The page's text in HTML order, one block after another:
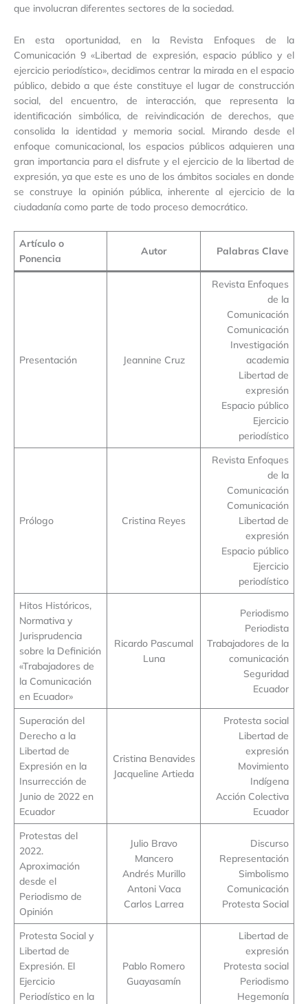
que involucran diferentes sectores de la sociedad.
En esta oportunidad, en la Revista Enfoques de la
Comunicación 9 «Libertad de expresión, espacio público y el
ejercicio periodístico», decidimos centrar la mirada en el espacio
público, debido a que éste constituye el lugar de construcción
social, del encuentro, de interacción, que representa la
identificación simbólica, de reivindicación de derechos, que
consolida la identidad y memoria social. Mirando desde el
enfoque comunicacional, los espacios públicos adquieren una
gran importancia para el disfrute y el ejercicio de la libertad de
expresión, ya que este es uno de los ámbitos sociales en donde
se construye la opinión pública, inherente al ejercicio de la
ciudadanía como parte de todo proceso democrático.
Artículo o
Ponencia
Autor Palabras Clave
Presentación Jeannine Cruz
Revista Enfoques
de la
Comunicación
Comunicación
Investigación
academia
Libertad de
expresión
Espacio público
Ejercicio
periodístico
Prólogo Cristina Reyes
Revista Enfoques
de la
Comunicación
Comunicación
Libertad de
expresión
Espacio público
Ejercicio
periodístico
Hitos Históricos,
Normativa y
Jurisprudencia
sobre la Definición
«Trabajadores de
la Comunicación
en Ecuador»
Ricardo Pascumal
Luna
Periodismo
Periodista
Trabajadores de la
comunicación
Seguridad
Ecuador
Superación del
Derecho a la
Libertad de
Expresión en la
Insurrección de
Junio de 2022 en
Ecuador
Cristina Benavides
Jacqueline Artieda
Protesta social
Libertad de
expresión
Movimiento
Indígena
Acción Colectiva
Ecuador
Protestas del
2022.
Aproximación
desde el
Periodismo de
Opinión
Julio Bravo
Mancero
Andrés Murillo
Antoni Vaca
Carlos Larrea
Discurso
Representación
Simbolismo
Comunicación
Protesta Social
Protesta Social y
Libertad de
Expresión. El
Ejercicio
Periodístico en la
Pablo Romero
Guayasamín
Libertad de
expresión
Protesta social
Periodismo
Hegemonía